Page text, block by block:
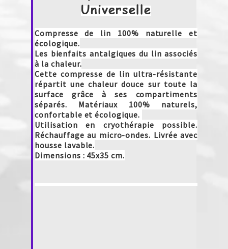
Universelle
Compresse de lin 100% naturelle et
écologique.
Les bienfaits antalgiques du lin associés
à la chaleur.
Cette compresse de lin ultra-résistante
répartit une chaleur douce sur toute la
surface grâce à ses compartiments
séparés. Matériaux 100% naturels,
confortable et écologique.
Utilisation en cryothérapie possible.
Réchauffage au micro-ondes. Livrée avec
housse lavable.
Dimensions : 45x35 cm.